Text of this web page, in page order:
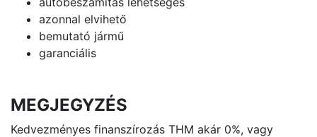
azonnal elvihető
bemutató jármű
garanciális
MEGJEGYZÉS
Kedvezményes finanszírozás THM akár 0%, vagy